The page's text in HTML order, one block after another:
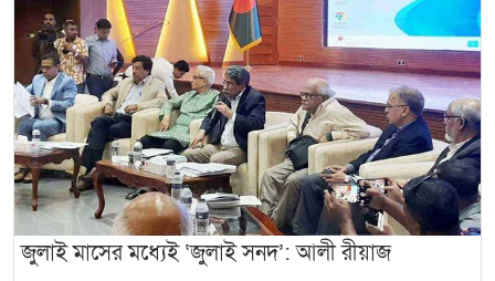
জুলাই মাসের মধ্যেই ‘জুলাই সনদ’: আলী রীয়াজ